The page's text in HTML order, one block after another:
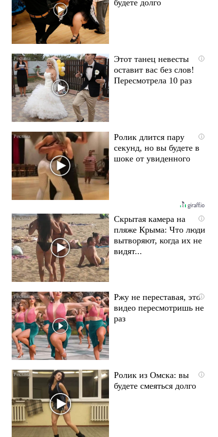
будете долго
i
Этот танец невесты
оставит вас без слов!
Пересмотрела 10 раз
i
Ролик длится пару
секунд, но вы будете в
шоке от увиденного
i
Скрытая камера на
пляже Крыма: Что люди
вытворяют, когда их не
видят...
i
Ржу не переставая, это
видео пересмотришь не
раз
i
Ролик из Омска: вы
будете смеяться долго